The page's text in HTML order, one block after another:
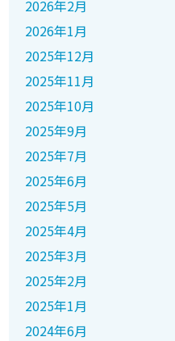
2026年2月
2026年1月
2025年12月
2025年11月
2025年10月
2025年9月
2025年7月
2025年6月
2025年5月
2025年4月
2025年3月
2025年2月
2025年1月
2024年6月